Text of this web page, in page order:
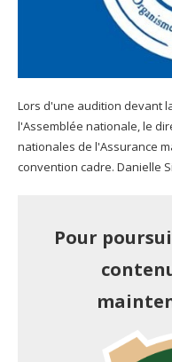
Lors d'une audition devant
l'Assemblée nationale, le
nationales de l'Assurance
convention cadre. Danielle
Pour